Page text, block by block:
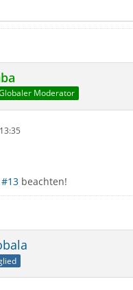
Moderator
#13 beachten!